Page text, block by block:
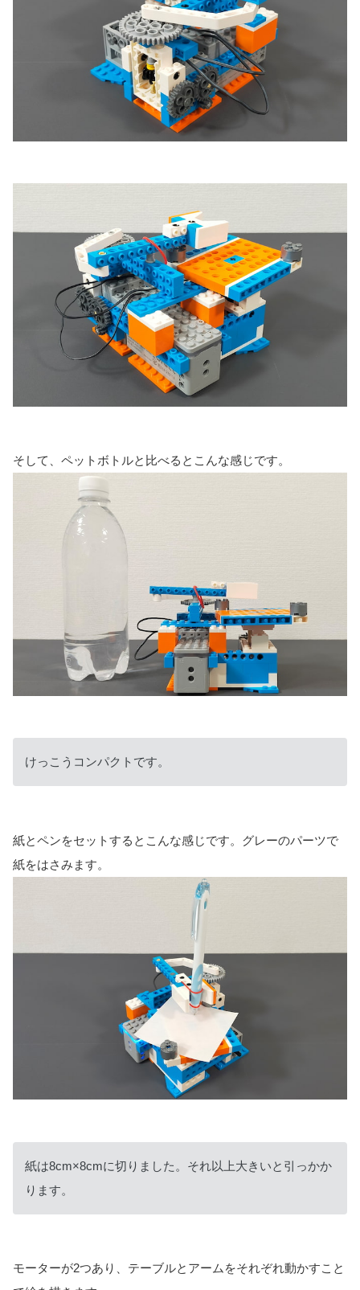
そして、ペットボトルと比べるとこんな感じです。
けっこうコンパクトです。
紙とペンをセットするとこんな感じです。グレーのパーツで
紙をはさみます。
紙は8cm×8cmに切りました。それ以上大きいと引っかか
ります。
モーターが2つあり、テーブルとアームをそれぞれ動かすこと